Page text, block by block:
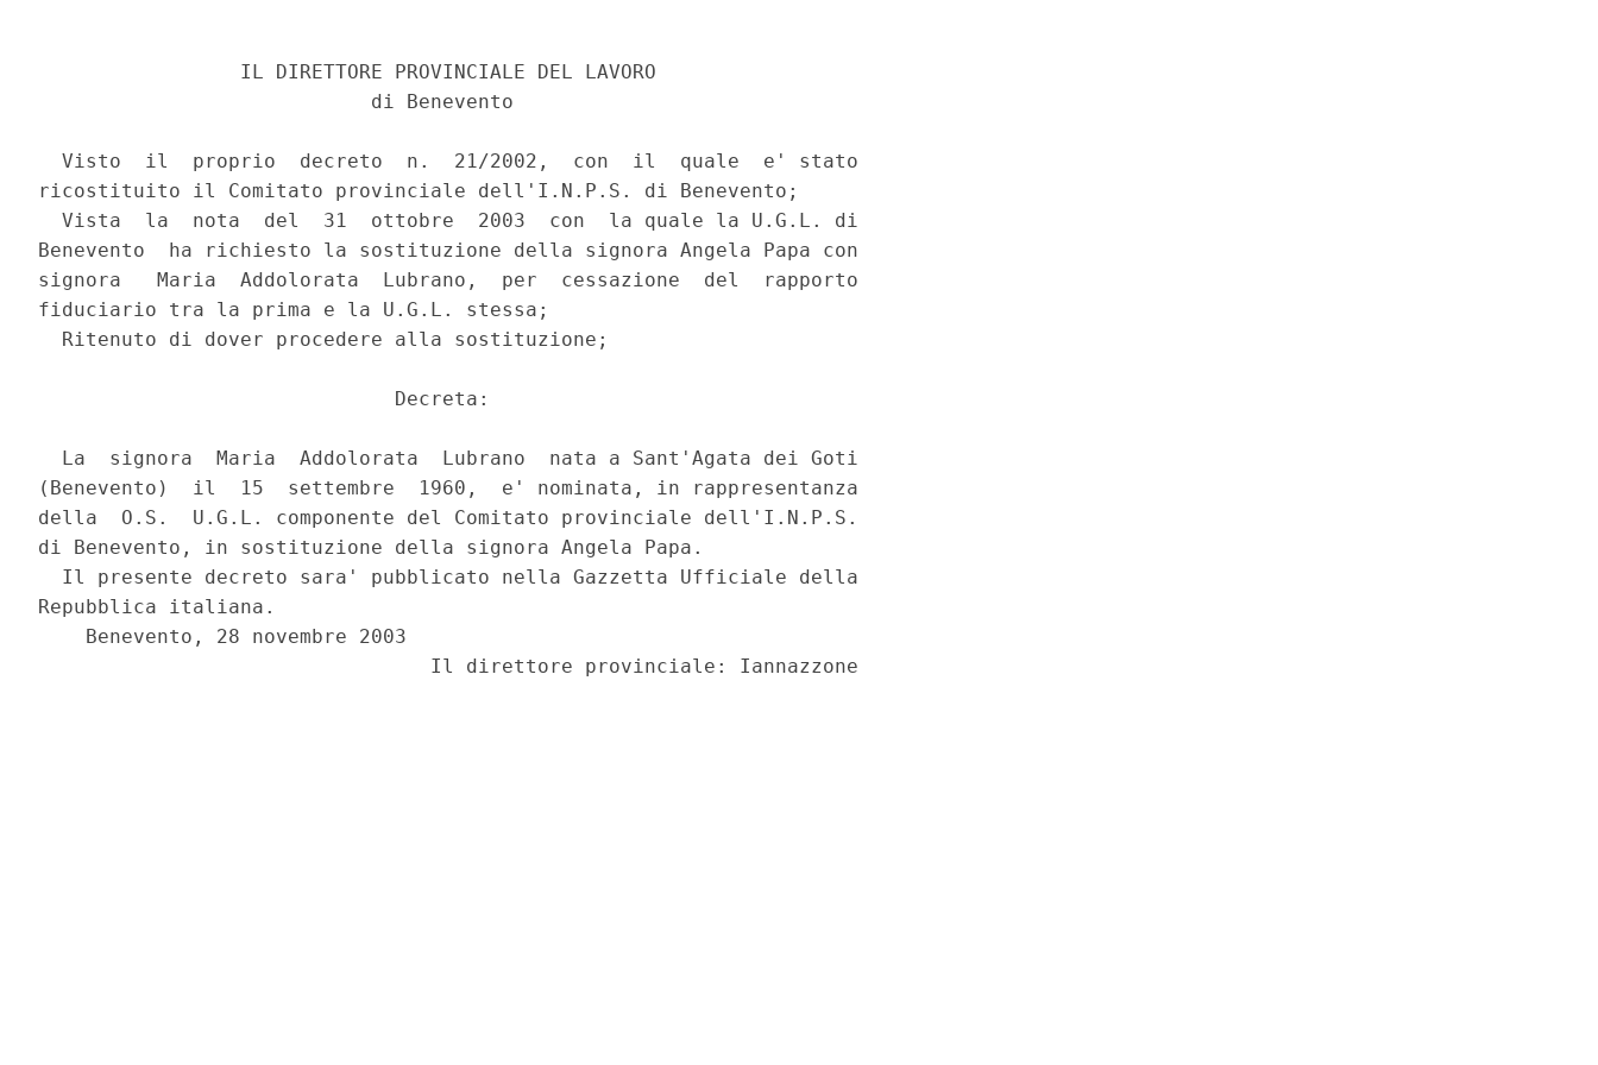
                 IL DIRETTORE PROVINCIALE DEL LAVORO
                            di Benevento
  Visto  il  proprio  decreto  n.  21/2002,  con  il  quale  e' stato
ricostituito il Comitato provinciale dell'I.N.P.S. di Benevento;
  Vista  la  nota  del  31  ottobre  2003  con  la quale la U.G.L. di
Benevento  ha richiesto la sostituzione della signora Angela Papa con
signora   Maria  Addolorata  Lubrano,  per  cessazione  del  rapporto
fiduciario tra la prima e la U.G.L. stessa;
  Ritenuto di dover procedere alla sostituzione;
                              Decreta:
  La  signora  Maria  Addolorata  Lubrano  nata a Sant'Agata dei Goti
(Benevento)  il  15  settembre  1960,  e' nominata, in rappresentanza
della  O.S.  U.G.L. componente del Comitato provinciale dell'I.N.P.S.
di Benevento, in sostituzione della signora Angela Papa.
  Il presente decreto sara' pubblicato nella Gazzetta Ufficiale della
Repubblica italiana.
    Benevento, 28 novembre 2003